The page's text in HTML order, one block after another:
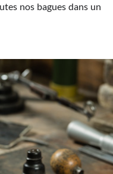
nos bagues dans un